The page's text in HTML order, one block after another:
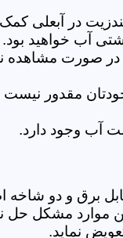
در آبعلی کمک
آب خواهید بود.
در صورت مشاهده
مقدور
آب وجود دارد.
برق و دو شاخه
مشکل حل
نماید.